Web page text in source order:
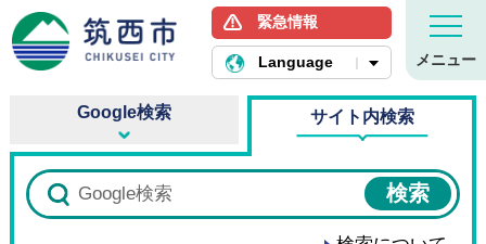
筑西市ホームページ
緊急情報
Language メニュー
Google検索 サイト内検索